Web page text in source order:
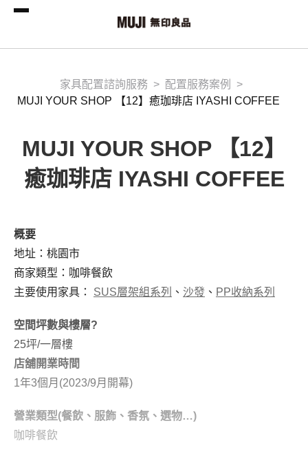
家具配置諮詢服務
配置服務案例
MUJI YOUR SHOP 【12】癒珈琲店 IYASHI COFFEE
MUJI YOUR SHOP 【12】
癒珈琲店 IYASHI COFFEE
概要
地址：桃園市
商家類型：咖啡餐飲
主要使用家具： SUS層架組系列 、 沙發 、 PP收納系列
空間坪數與樓層?
25坪/一層樓
店舖開業時間
1年3個月(2023/9月開幕)
營業類型(餐飲、服飾、香氛、選物…)
咖啡餐飲